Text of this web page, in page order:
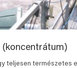
(koncentrátum)
teljesen természetes